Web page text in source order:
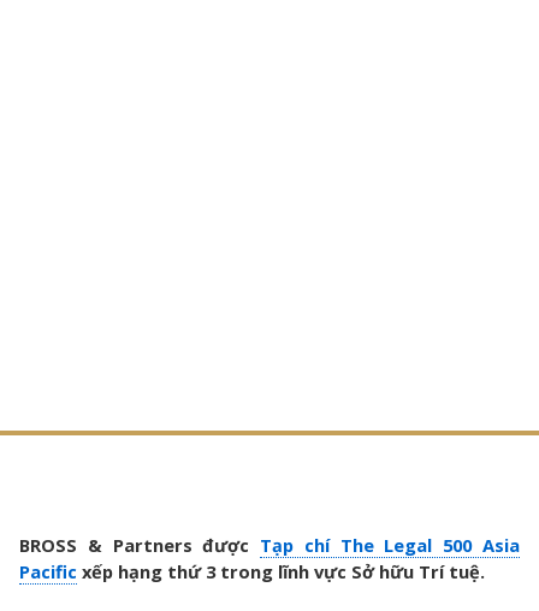
BROSS & Partners được Tạp chí The Legal 500 Asia
Pacific xếp hạng thứ 3 trong lĩnh vực Sở hữu Trí tuệ.